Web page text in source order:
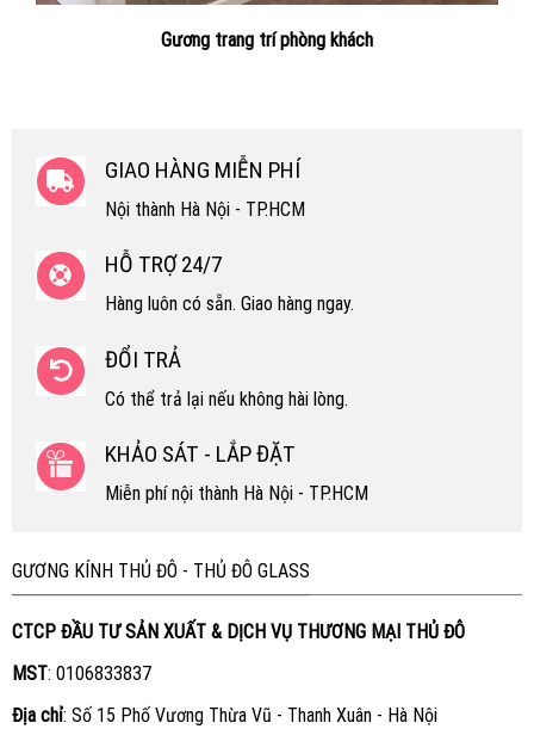
Gương trang trí phòng khách
GIAO HÀNG MIỄN PHÍ
Nội thành Hà Nội - TP.HCM
HỖ TRỢ 24/7
Hàng luôn có sẵn. Giao hàng ngay.
ĐỔI TRẢ
Có thể trả lại nếu không hài lòng.
KHẢO SÁT - LẮP ĐẶT
Miễn phí nội thành Hà Nội - TP.HCM
GƯƠNG KÍNH THỦ ĐÔ - THỦ ĐÔ GLASS
CTCP ĐẦU TƯ SẢN XUẤT & DỊCH VỤ THƯƠNG MẠI THỦ ĐÔ
MST: 0106833837
Địa chỉ: Số 15 Phố Vương Thừa Vũ - Thanh Xuân - Hà Nội